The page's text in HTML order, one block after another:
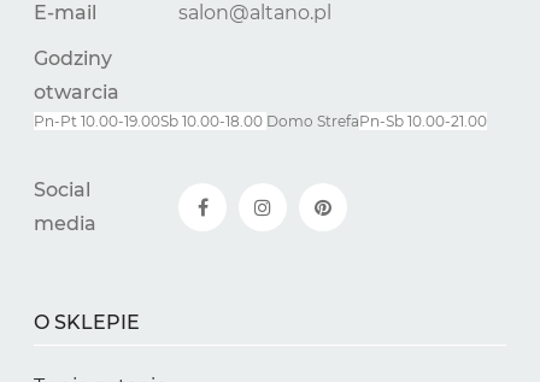
E-mail
salon@altano.pl
Godziny
otwarcia
Pn-Pt 10.00-19.00Sb 10.00-18.00 Domo StrefaPn-Sb 10.00-21.00
Social
media
O SKLEPIE